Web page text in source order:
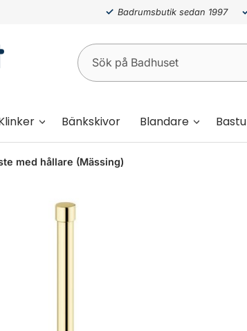
Badrumsbutik sedan 1997
Bänkskivor Blandare Bastu
med hållare (Mässing)